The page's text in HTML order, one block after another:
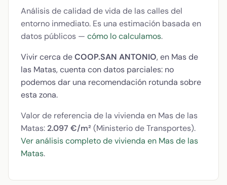
Análisis de calidad de vida de las calles del
entorno inmediato. Es una estimación basada en
datos públicos — cómo lo calculamos.
Vivir cerca deCOOP.SAN ANTONIO, en Mas de
las Matas, cuenta con datos parciales: no
podemos dar una recomendación rotunda sobre
esta zona.
Valor de referencia de la vivienda en Mas de las
Matas: 2.097 €/m² (Ministerio de Transportes).
Ver análisis completo de vivienda en Mas de las
Matas.